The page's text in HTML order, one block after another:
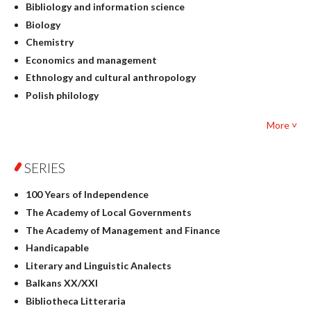
Bibliology and information science
Biology
Chemistry
Economics and management
Ethnology and cultural anthropology
Polish philology
Geography
Linguistics
Judaica
Culture and art
Literary Studies
Mathematics
Pedagogy
Textbooks for foreigners
More ˅
SERIES
100 Years of Independence
The Academy of Local Governments
The Academy of Management and Finance
Handicapable
Literary and Linguistic Analects
Balkans XX/XXI
Bibliotheca Litteraria